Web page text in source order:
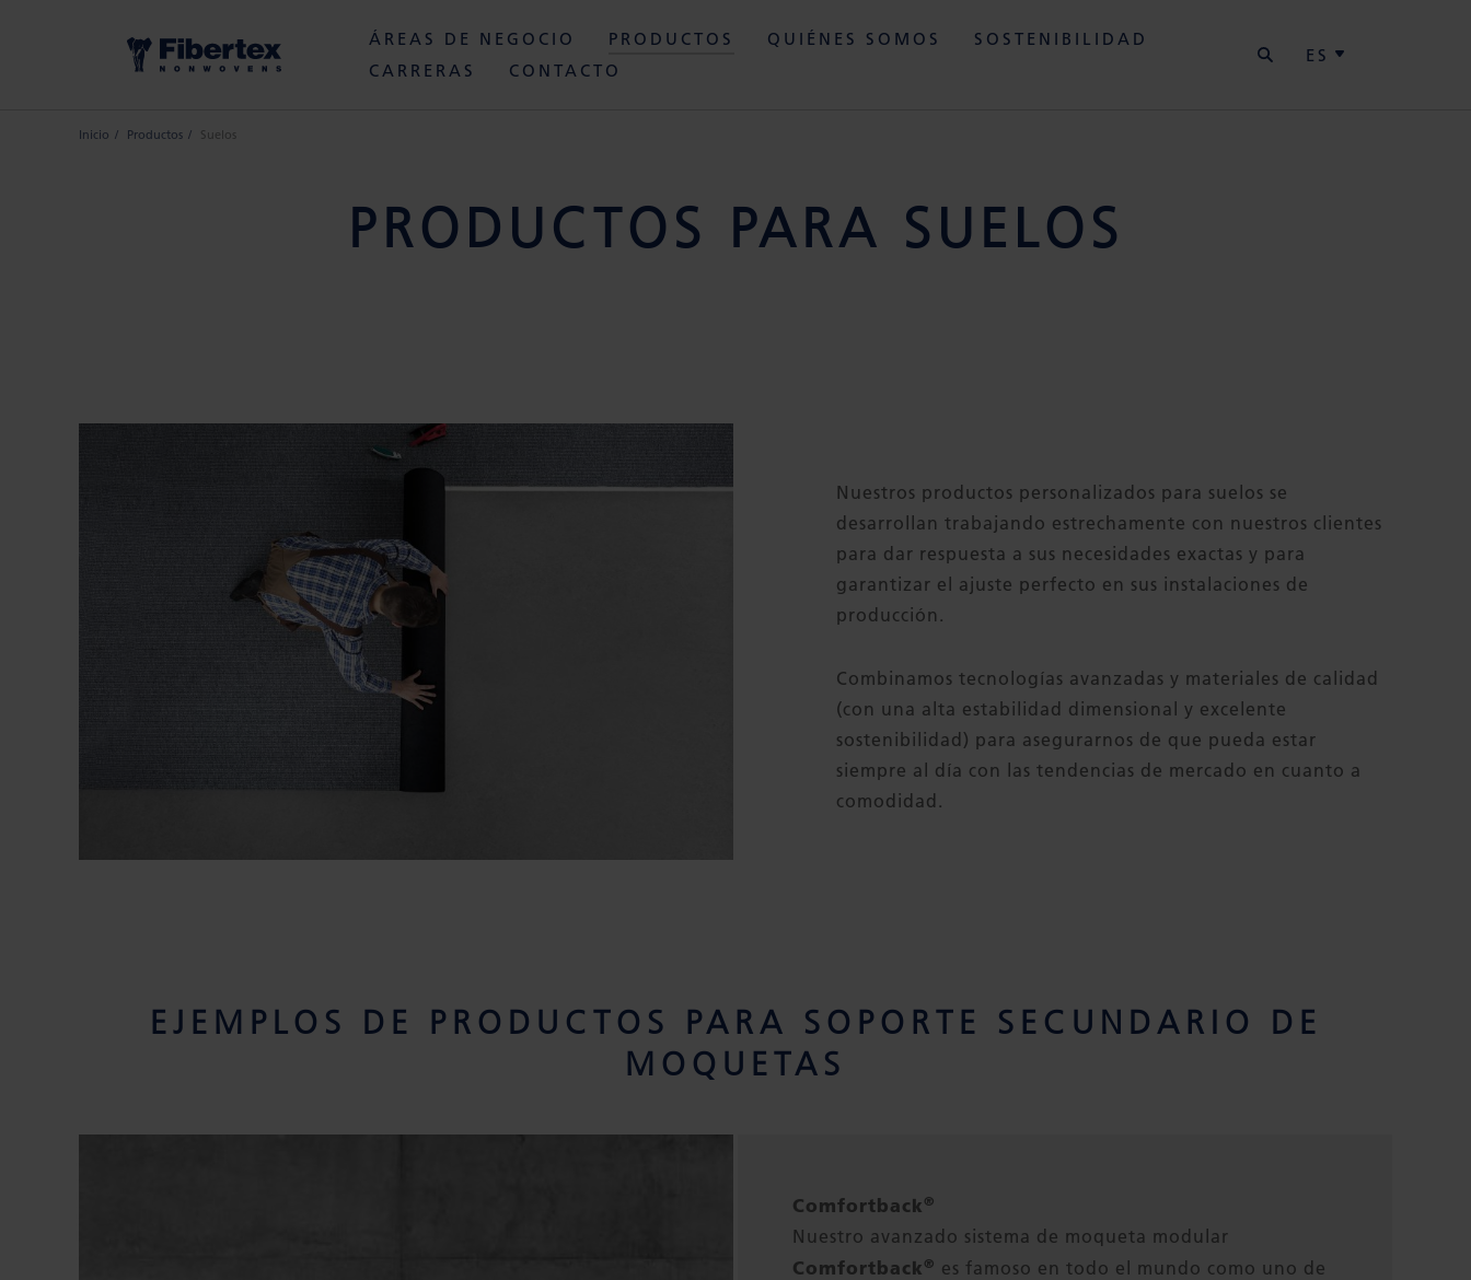
ÁREAS DE NEGOCIO PRODUCTOS QUIÉNES SOMOS
SOSTENIBILIDAD
CARRERAS
CONTACTO
ES
Inicio Productos Suelos
PRODUCTOS PARA SUELOS
Nuestros productos personalizados para suelos se
desarrollan trabajando estrechamente con nuestros clientes
para dar respuesta a sus necesidades exactas y para
garantizar el ajuste perfecto en sus instalaciones de
producción.
Combinamos tecnologías avanzadas y materiales de calidad
(con una alta estabilidad dimensional y excelente
sostenibilidad) para asegurarnos de que pueda estar
siempre al día con las tendencias de mercado en cuanto a
comodidad.
EJEMPLOS DE PRODUCTOS PARA SOPORTE SECUNDARIO DE
MOQUETAS
Comfortback ®
Nuestro avanzado sistema de moqueta modular
Comfortback ® es famoso en todo el mundo como uno de